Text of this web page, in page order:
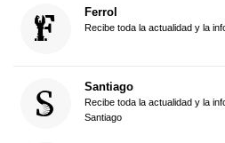
Ferrol
Recibe toda la actualidad y la
Santiago
Recibe toda la actualidad y la
Santiago